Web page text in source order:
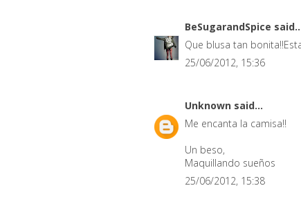
BeSugarandSpice
Que blusa tan
25/06/2012, 15:36
Unknown said...
Me encanta la camisa!!
Un beso,
Maquillando sueños
25/06/2012, 15:38